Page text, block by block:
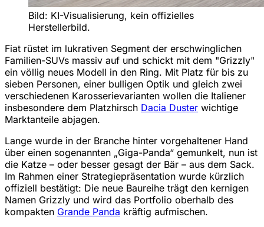
Bild: KI-Visualisierung, kein offizielles
Herstellerbild.
Fiat rüstet im lukrativen Segment der erschwinglichen
Familien-SUVs massiv auf und schickt mit dem "Grizzly"
ein völlig neues Modell in den Ring. Mit Platz für bis zu
sieben Personen, einer bulligen Optik und gleich zwei
verschiedenen Karosserievarianten wollen die Italiener
insbesondere dem Platzhirsch Dacia Duster wichtige
Marktanteile abjagen.
Lange wurde in der Branche hinter vorgehaltener Hand
über einen sogenannten „Giga-Panda“ gemunkelt, nun ist
die Katze – oder besser gesagt der Bär – aus dem Sack.
Im Rahmen einer Strategiepräsentation wurde kürzlich
offiziell bestätigt: Die neue Baureihe trägt den kernigen
Namen Grizzly und wird das Portfolio oberhalb des
kompakten Grande Panda kräftig aufmischen.